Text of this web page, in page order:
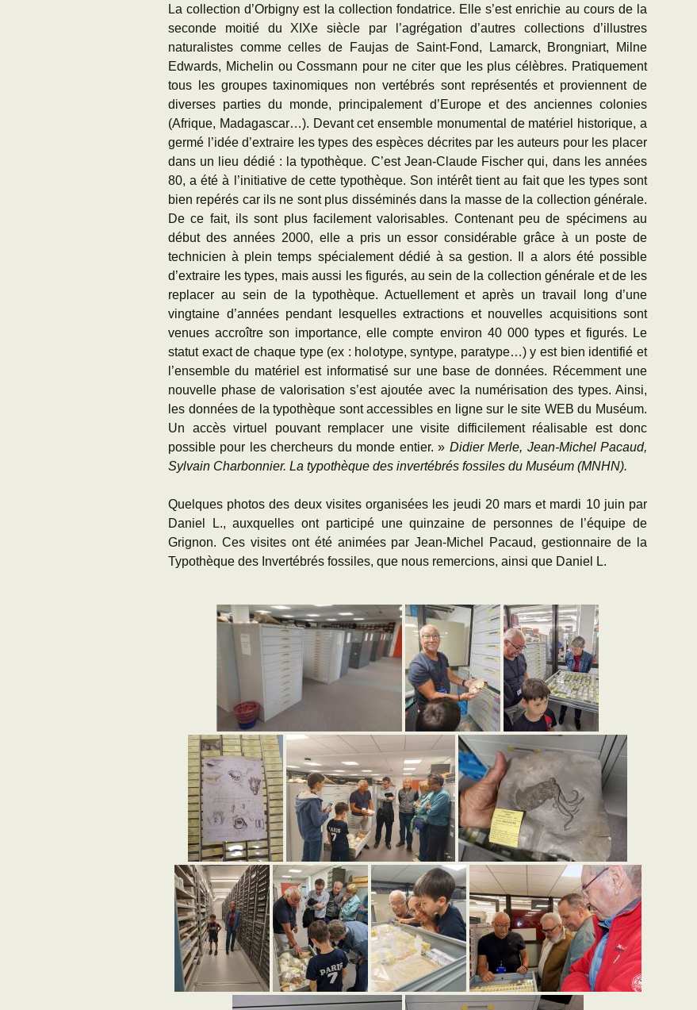
La collection d’Orbigny est la collection fondatrice. Elle s’est enrichie au cours de la
seconde moitié du XIXe siècle par l’agrégation d’autres collections d’illustres
naturalistes comme celles de Faujas de Saint-Fond, Lamarck, Brongniart, Milne
Edwards, Michelin ou Cossmann pour ne citer que les plus célèbres. Pratiquement
tous les groupes taxinomiques non vertébrés sont représentés et proviennent de
diverses parties du monde, principalement d’Europe et des anciennes colonies
(Afrique, Madagascar…). Devant cet ensemble monumental de matériel historique, a
germé l’idée d’extraire les types des espèces décrites par les auteurs pour les placer
dans un lieu dédié : la typothèque. C’est Jean-Claude Fischer qui, dans les années
80, a été à l’initiative de cette typothèque. Son intérêt tient au fait que les types sont
bien repérés car ils ne sont plus disséminés dans la masse de la collection générale.
De ce fait, ils sont plus facilement valorisables. Contenant peu de spécimens au
début des années 2000, elle a pris un essor considérable grâce à un poste de
technicien à plein temps spécialement dédié à sa gestion. Il a alors été possible
d’extraire les types, mais aussi les figurés, au sein de la collection générale et de les
replacer au sein de la typothèque. Actuellement et après un travail long d’une
vingtaine d’années pendant lesquelles extractions et nouvelles acquisitions sont
venues accroître son importance, elle compte environ 40 000 types et figurés. Le
statut exact de chaque type (ex : holotype, syntype, paratype…) y est bien identifié et
l’ensemble du matériel est informatisé sur une base de données. Récemment une
nouvelle phase de valorisation s’est ajoutée avec la numérisation des types. Ainsi,
les données de la typothèque sont accessibles en ligne sur le site WEB du Muséum.
Un accès virtuel pouvant remplacer une visite difficilement réalisable est donc
possible pour les chercheurs du monde entier. » Didier Merle, Jean-Michel Pacaud,
Sylvain Charbonnier. La typothèque des invertébrés fossiles du Muséum (MNHN).
Quelques photos des deux visites organisées les jeudi 20 mars et mardi 10 juin par
Daniel L., auxquelles ont participé une quinzaine de personnes de l’équipe de
Grignon. Ces visites ont été animées par Jean-Michel Pacaud, gestionnaire de la
Typothèque des Invertébrés fossiles, que nous remercions, ainsi que Daniel L.